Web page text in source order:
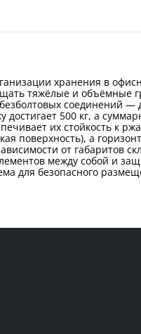
хранения в
тяжёлые и объёмные
соединений —
500 кг, а
их стойкость к
поверхность), а
от габаритов
между собой и
для безопасного